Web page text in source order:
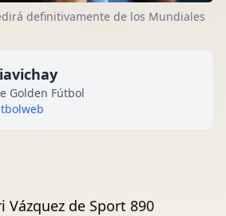
definitivamente de los Mundiales
Golden Fútbol
Vázquez de Sport 890